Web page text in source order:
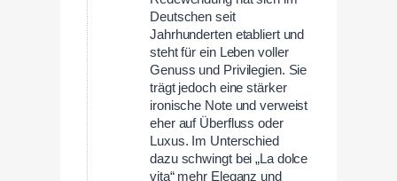
Deutschen seit
Jahrhunderten etabliert und
steht für ein Leben voller
Genuss und Privilegien. Sie
trägt jedoch eine stärker
ironische Note und verweist
eher auf Überfluss oder
Luxus. Im Unterschied
dazu schwingt bei „La dolce
vita“ mehr Eleganz und